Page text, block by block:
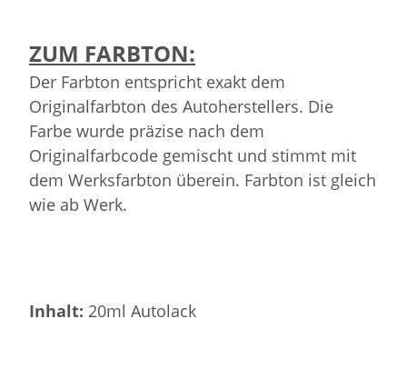
ZUM FARBTON:
Der Farbton entspricht exakt dem
Originalfarbton des Autoherstellers. Die
Farbe wurde präzise nach dem
Originalfarbcode gemischt und stimmt mit
dem Werksfarbton überein. Farbton ist gleich
wie ab Werk.
Inhalt: 20ml Autolack